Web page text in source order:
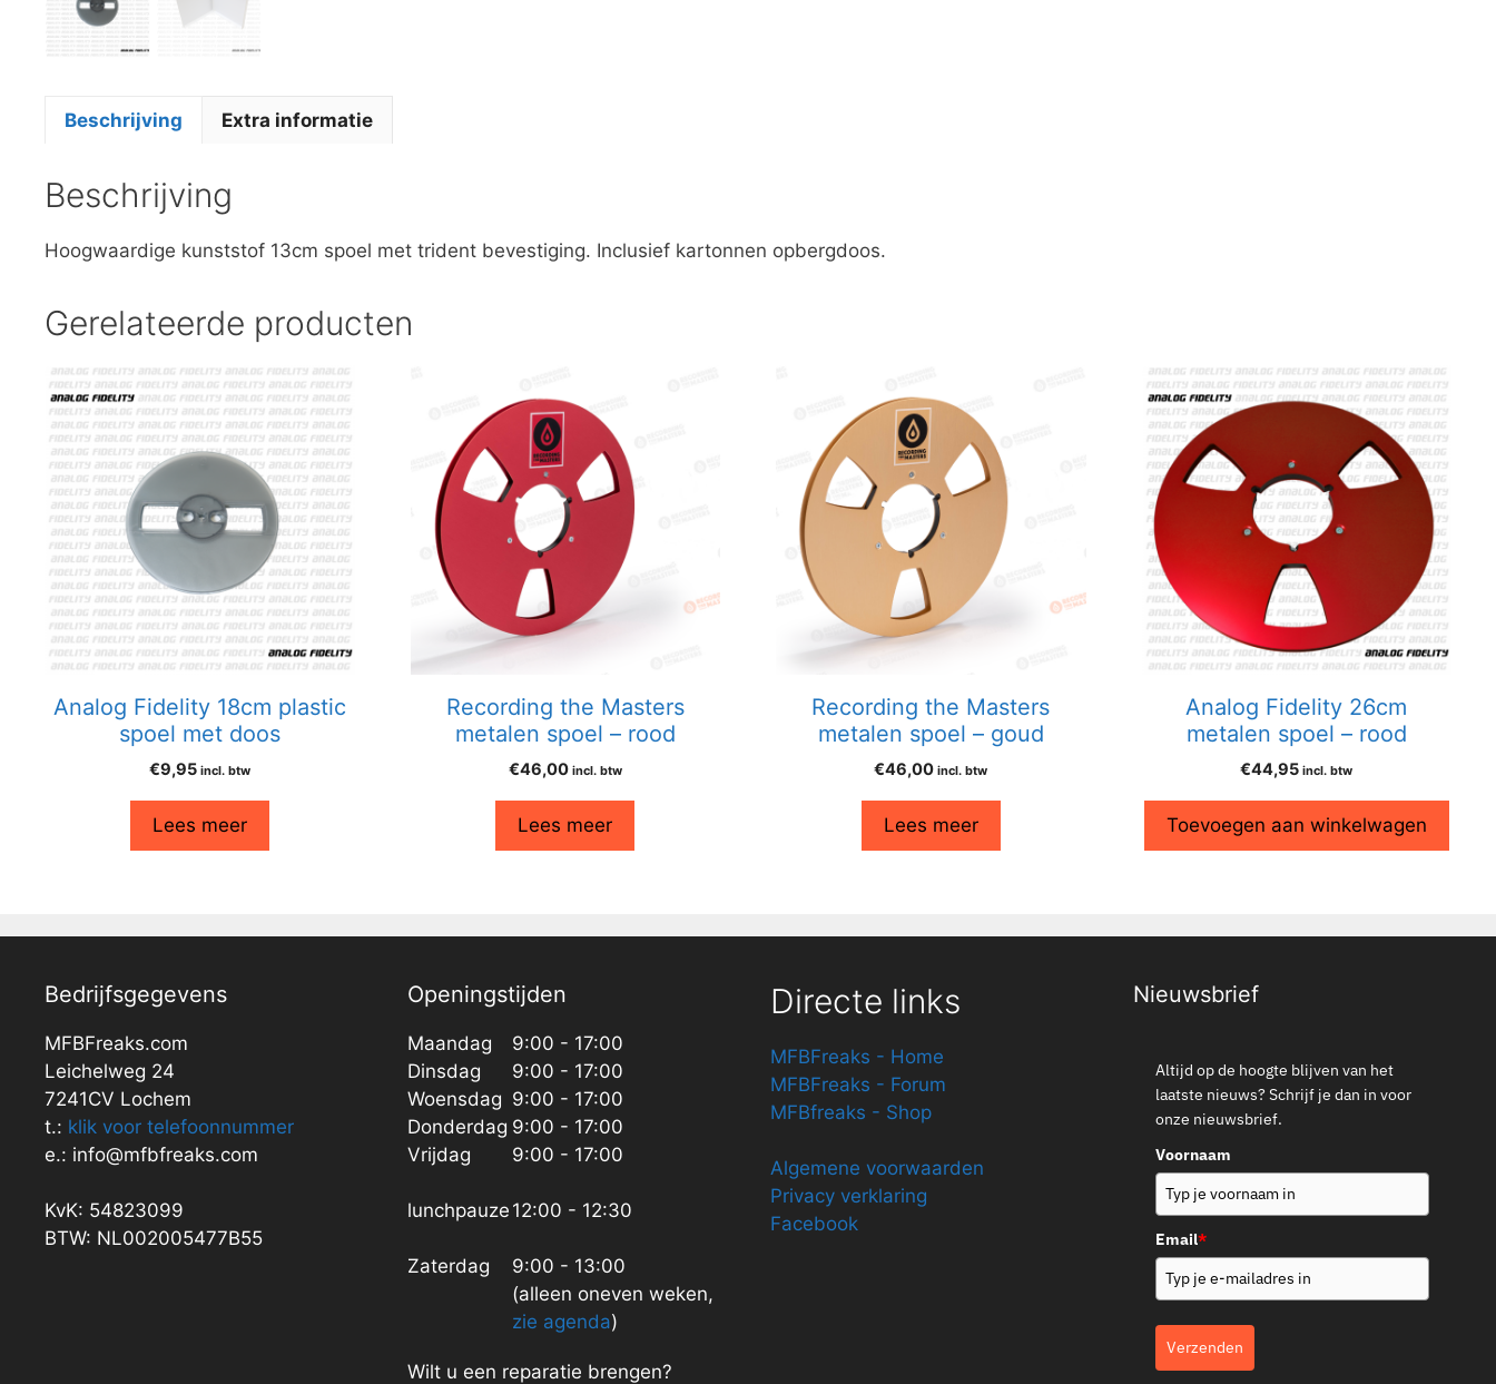
Beschrijving Extra informatie
Beschrijving
Hoogwaardige kunststof 13cm spoel met trident bevestiging. Inclusief kartonnen opbergdoos.
Gerelateerde producten
Analog Fidelity 18cm plastic
spoel met doos
€9,95 incl. btw
Lees meer
Recording the Masters
metalen spoel – rood
€46,00 incl. btw
Lees meer
Recording the Masters
metalen spoel – goud
€46,00 incl. btw
Lees meer
Analog Fidelity 26cm
metalen spoel – rood
€44,95 incl. btw
Toevoegen aan winkelwagen
Bedrijfsgegevens
MFBFreaks.com
Leichelweg 24
7241CV Lochem
t.: klik voor telefoonnummer
e.: info@mfbfreaks.com
KvK: 54823099
BTW: NL002005477B55
Openingstijden
Maandag
Dinsdag
Woensdag
Donderdag
Vrijdag
lunchpauze
Zaterdag
9:00 - 17:00
9:00 - 17:00
9:00 - 17:00
9:00 - 17:00
9:00 - 17:00
12:00 - 12:30
9:00 - 13:00
(alleen oneven weken,
zie agenda)
Wilt u een reparatie brengen?
Directe links
MFBFreaks - Home
MFBFreaks - Forum
MFBfreaks - Shop
Algemene voorwaarden
Privacy verklaring
Facebook
Nieuwsbrief
Altijd op de hoogte blijven van het
laatste nieuws? Schrijf je dan in voor
onze nieuwsbrief.
Voornaam
Email*
Verzenden